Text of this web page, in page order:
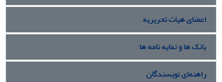
اعضای هیات تحریریه
بانک ها و نمایه نامه ها
راهنمای نویسندگان